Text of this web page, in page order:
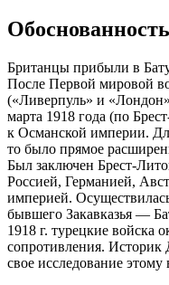
Британцы прибыли в
После Первой мировой
(«Ливерпуль» и
марта 1918 года (по
к Османской империи.
то было прямое
Был заключен Брест-
Россией, Германией,
империей.
бывшего Закавказья —
1918 г. турецкие войска
сопротивления.
свое исследование